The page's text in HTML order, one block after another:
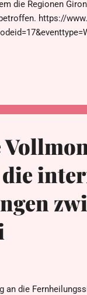
die Regionen
https://
kamen bei
articles/
news/
Waldbrände in
die
an die